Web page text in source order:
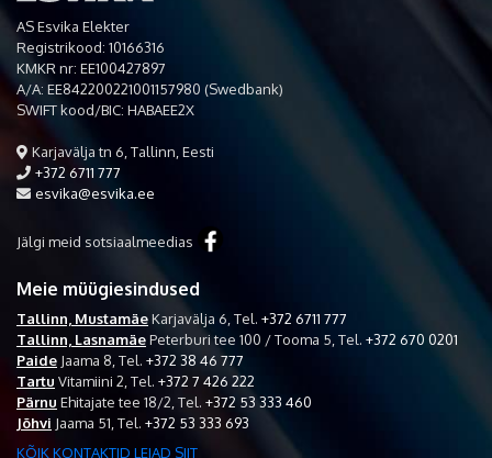
AS Esvika Elekter
Registrikood: 10166316
KMKR nr: EE100427897
A/A: EE842200221001157980 (Swedbank)
SWIFT kood/BIC: HABAEE2X
Karjavälja tn 6, Tallinn, Eesti
+372 6711 777
esvika@esvika.ee
Jälgi meid sotsiaalmeedias
Meie müügiesindused
Tallinn, MustamäeKarjavälja 6, Tel. +372 6711 777
Tallinn, LasnamäePeterburi tee 100 / Tooma 5, Tel. +372 670 0201
Paide Jaama 8, Tel. +372 38 46 777
Tartu Vitamiini 2, Tel. +372 7 426 222
Pärnu Ehitajate tee 18/2, Tel. +372 53 333 460
Jõhvi Jaama 51, Tel. +372 53 333 693
KÕIK KONTAKTID LEIAD SIIT